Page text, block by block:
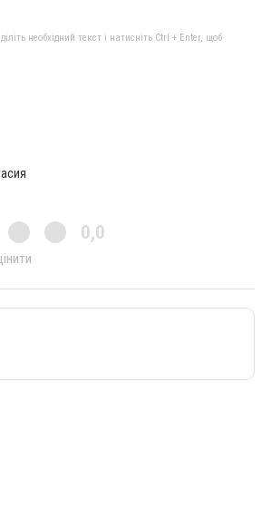
необхідний текст і натисніть Ctrl + Enter, щоб
0,0